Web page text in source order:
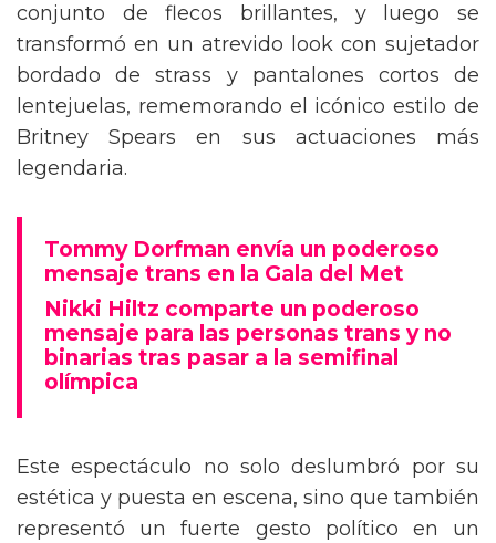
conjunto de flecos brillantes, y luego se
transformó en un atrevido look con sujetador
bordado de strass y pantalones cortos de
lentejuelas, rememorando el icónico estilo de
Britney Spears en sus actuaciones más
legendaria.
Tommy Dorfman envía un poderoso
mensaje trans en la Gala del Met
Nikki Hiltz comparte un poderoso
mensaje para las personas trans y no
binarias tras pasar a la semifinal
olímpica
Este espectáculo no solo deslumbró por su
estética y puesta en escena, sino que también
representó un fuerte gesto político en un